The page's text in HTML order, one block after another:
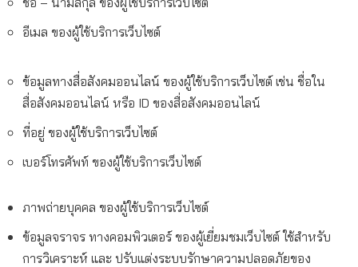
อีเมล ของผู้ใช้บริการเว็บไซต์
ข้อมูลทางสื่อสังคมออนไลน์ ของผู้ใช้บริการเว็บไซต์ เช่น ชื่อใน
สื่อสังคมออนไลน์ หรือ ID ของสื่อสังคมออนไลน์
ที่อยู่ ของผู้ใช้บริการเว็บไซต์
เบอร์โทรศัพท์ ของผู้ใช้บริการเว็บไซต์
ภาพถ่ายบุคคล ของผู้ใช้บริการเว็บไซต์
ข้อมูลจราจร ทางคอมพิวเตอร์ ของผู้เยี่ยมชมเว็บไซต์ ใช้สำหรับ
การวิเคราะห์ และ ปรับแต่งระบบรักษาความปลอดภัยของ